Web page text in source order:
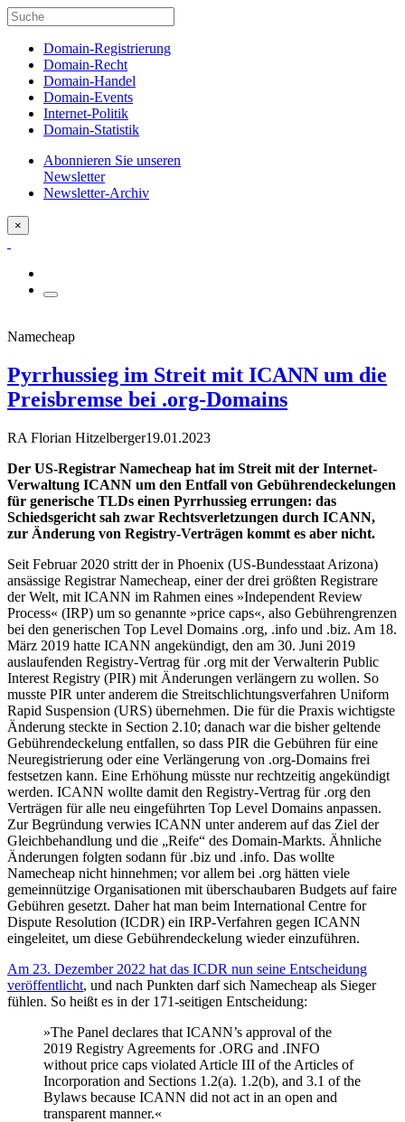
Domain-Registrierung
Domain-Recht
Domain-Handel
Domain-Events
Internet-Politik
Domain-Statistik
Abonnieren Sie unseren
Newsletter
Newsletter-Archiv
×
Namecheap
Pyrrhussieg im Streit mit ICANN um die
Preisbremse bei .org-Domains
RA Florian Hitzelberger19.01.2023
Der US-Registrar Namecheap hat im Streit mit der Internet-
Verwaltung ICANN um den Entfall von Gebührendeckelungen
für generische TLDs einen Pyrrhussieg errungen: das
Schiedsgericht sah zwar Rechtsverletzungen durch ICANN,
zur Änderung von Registry-Verträgen kommt es aber nicht.
Seit Februar 2020 stritt der in Phoenix (US-Bundesstaat Arizona)
ansässige Registrar Namecheap, einer der drei größten Registrare
der Welt, mit ICANN im Rahmen eines »Independent Review
Process« (IRP) um so genannte »price caps«, also Gebührengrenzen
bei den generischen Top Level Domains .org, .info und .biz. Am 18.
März 2019 hatte ICANN angekündigt, den am 30. Juni 2019
auslaufenden Registry-Vertrag für .org mit der Verwalterin Public
Interest Registry (PIR) mit Änderungen verlängern zu wollen. So
musste PIR unter anderem die Streitschlichtungsverfahren Uniform
Rapid Suspension (URS) übernehmen. Die für die Praxis wichtigste
Änderung steckte in Section 2.10; danach war die bisher geltende
Gebührendeckelung entfallen, so dass PIR die Gebühren für eine
Neuregistrierung oder eine Verlängerung von .org-Domains frei
festsetzen kann. Eine Erhöhung müsste nur rechtzeitig angekündigt
werden. ICANN wollte damit den Registry-Vertrag für .org den
Verträgen für alle neu eingeführten Top Level Domains anpassen.
Zur Begründung verwies ICANN unter anderem auf das Ziel der
Gleichbehandlung und die „Reife“ des Domain-Markts. Ähnliche
Änderungen folgten sodann für .biz und .info. Das wollte
Namecheap nicht hinnehmen; vor allem bei .org hätten viele
gemeinnützige Organisationen mit überschaubaren Budgets auf faire
Gebühren gesetzt. Daher hat man beim International Centre for
Dispute Resolution (ICDR) ein IRP-Verfahren gegen ICANN
eingeleitet, um diese Gebührendeckelung wieder einzuführen.
Am 23. Dezember 2022 hat das ICDR nun seine Entscheidung
veröffentlicht, und nach Punkten darf sich Namecheap als Sieger
fühlen. So heißt es in der 171-seitigen Entscheidung:
»The Panel declares that ICANN’s approval of the
2019 Registry Agreements for .ORG and .INFO
without price caps violated Article III of the Articles of
Incorporation and Sections 1.2(a). 1.2(b), and 3.1 of the
Bylaws because ICANN did not act in an open and
transparent manner.«